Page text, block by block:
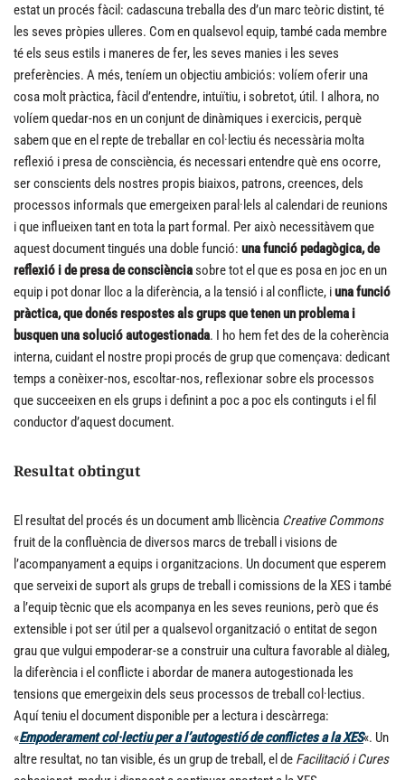
estat un procés fàcil: cadascuna treballa des d’un marc teòric distint, té
les seves pròpies ulleres. Com en qualsevol equip, també cada membre
té els seus estils i maneres de fer, les seves manies i les seves
preferències. A més, teníem un objectiu ambiciós: volíem oferir una
cosa molt pràctica, fàcil d’entendre, intuïtiu, i sobretot, útil. I alhora, no
volíem quedar-nos en un conjunt de dinàmiques i exercicis, perquè
sabem que en el repte de treballar en col·lectiu és necessària molta
reflexió i presa de consciència, és necessari entendre què ens ocorre,
ser conscients dels nostres propis biaixos, patrons, creences, dels
processos informals que emergeixen paral·lels al calendari de reunions
i que influeixen tant en tota la part formal. Per això necessitàvem que
aquest document tingués una doble funció: una funció pedagògica, de
reflexió i de presa de consciènciasobre tot el que es posa en joc en un
equip i pot donar lloc a la diferència, a la tensió i al conflicte, iuna funció
pràctica, que donés respostes als grups que tenen un problema i
busquen una solució autogestionada. I ho hem fet des de la coherència
interna, cuidant el nostre propi procés de grup que començava: dedicant
temps a conèixer-nos, escoltar-nos, reflexionar sobre els processos
que succeeixen en els grups i definint a poc a poc els continguts i el fil
conductor d’aquest document.
Resultat obtingut
El resultat del procés és un document amb llicència Creative Commons
fruit de la confluència de diversos marcs de treball i visions de
l’acompanyament a equips i organitzacions. Un document que esperem
que serveixi de suport als grups de treball i comissions de la XES i també
a l’equip tècnic que els acompanya en les seves reunions, però que és
extensible i pot ser útil per a qualsevol organització o entitat de segon
grau que vulgui empoderar-se a construir una cultura favorable al diàleg,
la diferència i el conflicte i abordar de manera autogestionada les
tensions que emergeixin dels seus processos de treball col·lectius.
Aquí teniu el document disponible per a lectura i descàrrega:
«Empoderament col·lectiu per a l’autogestió de conflictes a la XES«. Un
altre resultat, no tan visible, és un grup de treball, el de Facilitació i Cures